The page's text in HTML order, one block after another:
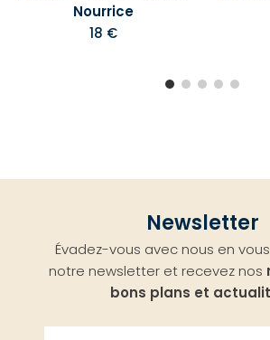
Nourrice
18 €
Newsletter
Évadez-vous avec nous en
notre newsletter et recevez nos
bons plans et